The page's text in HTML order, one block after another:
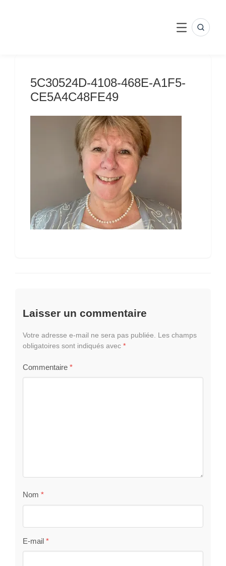
MENU
5C30524D-4108-468E-A1F5-
CE5A4C48FE49
Laisser un commentaire
Votre adresse e-mail ne sera pas publiée.
Les champs
obligatoires sont indiqués avec *
Commentaire *
Nom *
E-mail *